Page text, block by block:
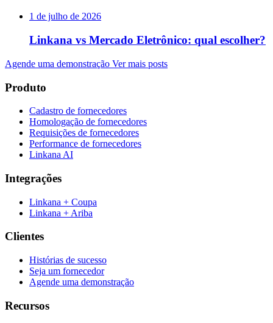
1 de julho de 2026
Linkana vs Mercado Eletrônico: qual escolher?
Agende uma demonstração Ver mais posts
Produto
Cadastro de fornecedores
Homologação de fornecedores
Requisições de fornecedores
Performance de fornecedores
Linkana AI
Integrações
Linkana + Coupa
Linkana + Ariba
Clientes
Histórias de sucesso
Seja um fornecedor
Agende uma demonstração
Recursos